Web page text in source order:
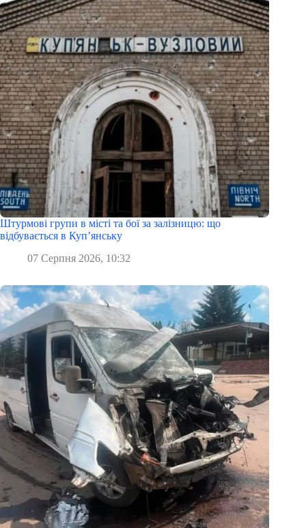
Штурмові групи в місті та бої за залізницю: що
відбувається в Куп’янську
07 Серпня 2026, 10:32